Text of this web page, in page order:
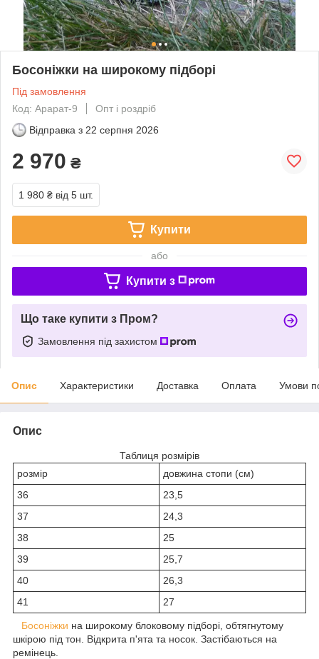
Босоніжки на широкому підборі
Під замовлення
Код: Арарат-9
Опт і роздріб
Відправка з 22 серпня 2026
2 970 ₴
1 980 ₴ від 5 шт.
Купити
або
Купити з
Що таке купити з Пром?
Замовлення під захистом
Опис Характеристики Доставка Оплата Умови
Опис
Таблиця розмірів
розмір
довжина стопи (см)
36
23,5
37
24,3
38
25
39
25,7
40
26,3
41
27
Босоніжки на широкому блоковому підборі, обтягнутому
шкірою під тон. Відкрита п'ята та носок. Застібаються на
ремінець.